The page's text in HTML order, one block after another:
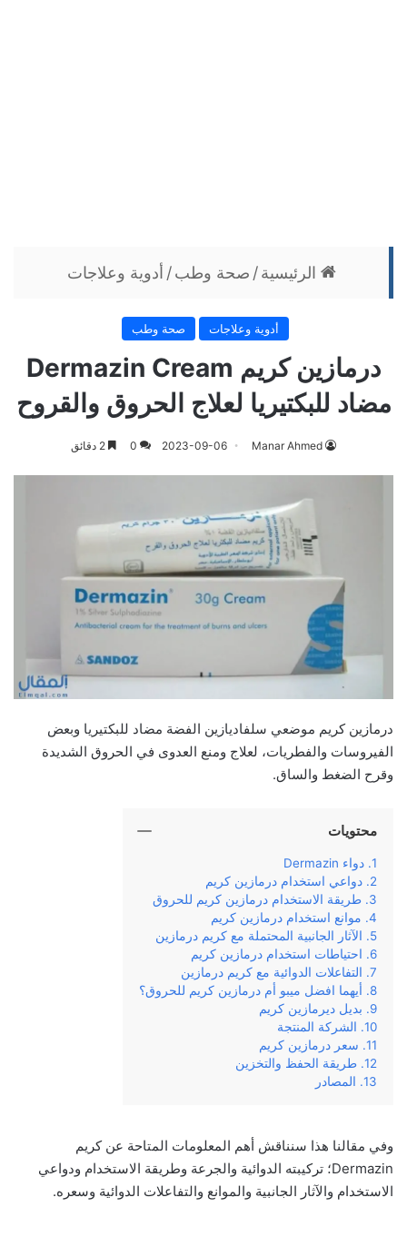
الرئيسية / صحة وطب / أدوية وعلاجات
أدوية وعلاجات صحة وطب
درمازين كريم Dermazin Cream
مضاد للبكتيريا لعلاج الحروق والقروح
Manar Ahmed
2023-09-06
0
درمازين كريم موضعي سلفاديازين الفضة مضاد للبكتيريا وبعض
الفيروسات والفطريات، لعلاج ومنع العدوى في الحروق الشديدة
وقرح الضغط والساق.
محتويات
دواء Dermazin
دواعي استخدام درمازين كريم
طريقة الاستخدام درمازين كريم للحروق
موانع استخدام درمازين كريم
الآثار الجانبية المحتملة مع كريم درمازين
احتياطات استخدام درمازين كريم
التفاعلات الدوائية مع كريم درمازين
أيهما افضل ميبو أم درمازين كريم للحروق؟
بديل ديرمازين كريم
الشركة المنتجة
سعر درمازين كريم
طريقة الحفظ والتخزين
المصادر
وفي‌ ‌مقالنا‌ ‌هذا‌ ‌سنناقش‌ ‌أهم‌ ‌المعلومات‌ ‌المتاحة‌ ‌عن‌ ‌كريم
Dermazin؛‌ تركيبته‌ ‌الدوائية‌ ‌والجرعة‌ ‌وطريقة‌ ‌الاستخدام‌ ‌ودواعي
الاستخدام والآثار الجانبية والموانع‌ والتفاعلات الدوائية وسعره‌.‌